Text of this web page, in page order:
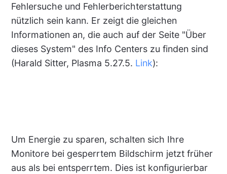
Fehlersuche und Fehlerberichterstattung
nützlich sein kann. Er zeigt die gleichen
Informationen an, die auch auf der Seite "Über
dieses System" des Info Centers zu finden sind
(Harald Sitter, Plasma 5.27.5. Link):
Um Energie zu sparen, schalten sich Ihre
Monitore bei gesperrtem Bildschirm jetzt früher
aus als bei entsperrtem. Dies ist konfigurierbar